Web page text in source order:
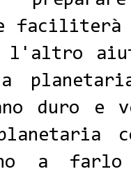
duro e
a farlo